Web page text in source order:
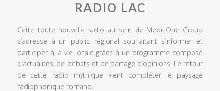
RADIO LAC
Cette toute nouvelle radio au sein de MediaOne Group
s’adresse à un public régional souhaitant s’informer et
participer à la vie locale grâce à un programme composé
d’actualités, de débats et de partage d’opinions. Le retour
de cette radio mythique vient compléter le paysage
radiophonique romand.